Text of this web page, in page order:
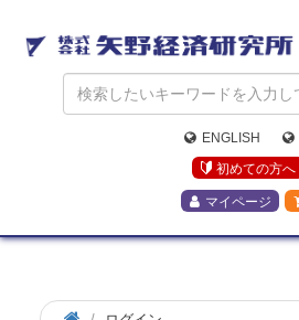
矢
野
経
済
研
究
所
ENGLISH
初めての方へ
マイページ